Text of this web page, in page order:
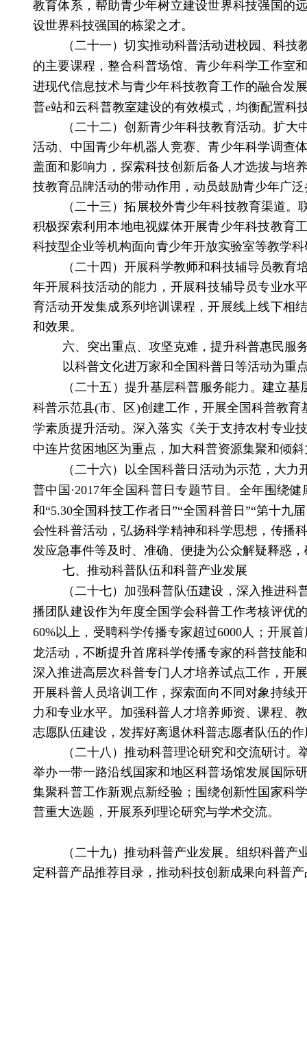
教育体系，帮助青少年树立建设世界科技强国的
设世界科技强国的栋梁之才。
（二十一）切实推动科普活动进校园、科技
的主要课程，整合科普场馆、青少年科学工作室
进现代信息技术与青少年科技教育工作的融合发
普e站和云科普教室建设的有效模式， 均衡配置科
（二十二）创新青少年科技教育活动。扩大
活动、中国青少年机器人竞赛、青少年科学调查
盖面和影响力， 探索科技创新后备人才选拔与培
技教育品牌活动的带动作用， 动员鼓励青少年广
（二十三）拓展校外青少年科技教育渠道。
积极探索利用本地电视媒体开展青少年科技教育
科技型企业等机构面向青少年开放实验室等教学
（二十四）开展科学教师和科技辅导员教育
年开展科技活动的能力， 开展科技辅导员专业水
育活动开发集成系列培训课程，开展线上线下相
和效果。
六、突出重点、攻坚克难，提升科普惠民服
以科普文化进万家和全国科普日等活动为重
（二十五）提升基层科普服务能力。建立基
科普示范县(市、区 )创建工作，开展全国科普教
学素质提升活动。深入落实《关于支持农村专业
中连片贫困地区为重点，加大科普资源集聚和倾
（二十六）以全国科普日活动为示范，大力
普中国 ·2017年全国科普日专题节目。全年围绕
和“5.30全国科技工作者日”“全国科普日”“第十九
会性科普活动，弘扬科学精神和科学思想，传播
发应急事件等及时、准确、便捷为公众解疑释惑
七、推动科普队伍和科普产业发展
（二十七）加强科普队伍建设，深入推进科
播团队建设作为年度全国学会科普工作考核评优
60%以上，受聘科学传播专家超过6000人；开展
龙活动，不断提升首席科学传播专家的科普技能
深入推进高层次科普专门人才培养试点工作，开
开展科普人员培训工作，探索面向不同对象持续
力和专业水平。加强科普人才培养师资、课程、
志愿队伍建设，发挥好离退休科普志愿者队伍的作
（二十八）推动科普理论研究和交流研讨。
举办一带一路沿线国家和地区科普场馆发展国际
集聚科普工作新观点新经验； 围绕创新性国家科
普重大选题，开展系列理论研究与学术交流。
（二十九）推动科普产业发展。 组织科普产
定科普产品推荐目录，推动科技创新成果向科普